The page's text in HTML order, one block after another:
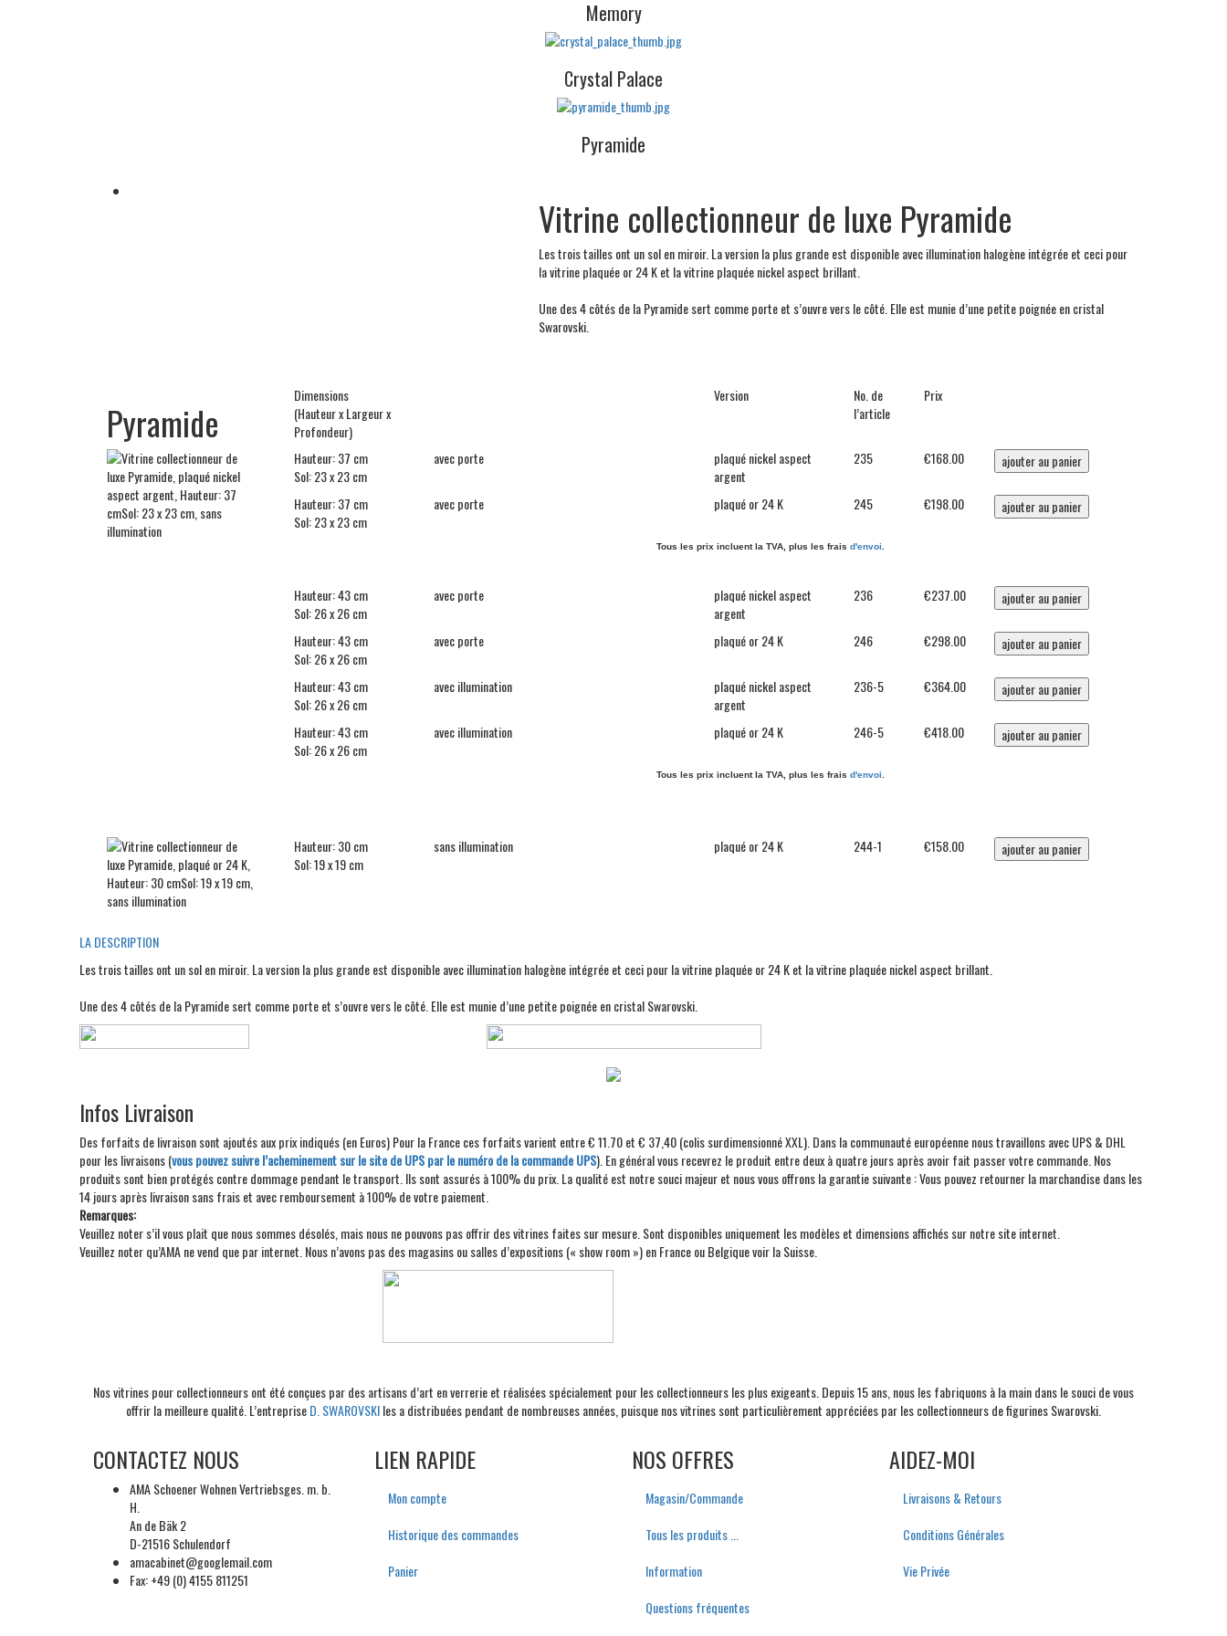
Memory
Crystal Palace
Pyramide
Vitrine collectionneur de luxe Pyramide
Les trois tailles ont un sol en miroir. La version la plus grande est disponible avec illumination halogène intégrée et ceci pour
la vitrine plaquée or 24 K et la vitrine plaquée nickel aspect brillant.
Une des 4 côtés de la Pyramide sert comme porte et s’ouvre vers le côté. Elle est munie d’une petite poignée en cristal
Swarovski.
Pyramide
Dimensions
(Hauteur x Largeur x
Profondeur)
Version
No. de
l’article
Prix
Hauteur: 37 cm
Sol: 23 x 23 cm
avec porte
plaqué nickel aspect
argent
235 €168.00
Hauteur: 37 cm
Sol: 23 x 23 cm
avec porte plaqué or 24 K 245 €198.00
Tous les prix incluent la TVA, plus les frais d'envoi
Hauteur: 43 cm
Sol: 26 x 26 cm
avec porte
plaqué nickel aspect
argent
236 €237.00
Hauteur: 43 cm
Sol: 26 x 26 cm
avec porte plaqué or 24 K 246 €298.00
Hauteur: 43 cm
Sol: 26 x 26 cm
avec illumination
plaqué nickel aspect
argent
236-5 €364.00
Hauteur: 43 cm
Sol: 26 x 26 cm
avec illumination plaqué or 24 K 246-5 €418.00
Tous les prix incluent la TVA, plus les frais d'envoi
Hauteur: 30 cm
Sol: 19 x 19 cm
sans illumination plaqué or 24 K 244-1 €158.00
LA DESCRIPTION
Les trois tailles ont un sol en miroir. La version la plus grande est disponible avec illumination halogène intégrée et ceci pour la vitrine plaquée or 24 K et la vitrine plaquée nickel aspect brillant.
Une des 4 côtés de la Pyramide sert comme porte et s’ouvre vers le côté. Elle est munie d’une petite poignée en cristal Swarovski.
Infos Livraison
Des forfaits de livraison sont ajoutés aux prix indiqués (en Euros) Pour la France ces forfaits varient entre € 11.70 et € 37,40 (colis surdimensionné XXL). Dans la communauté européenne nous travaillons avec UPS & DHL
pour les livraisons (vous pouvez suivre l’acheminement sur le site de UPS par le numéro de la commande UPS). En général vous recevrez le produit entre deux à quatre jours après avoir fait passer votre commande. Nos
produits sont bien protégés contre dommage pendant le transport. Ils sont assurés à 100% du prix. La qualité est notre souci majeur et nous vous offrons la garantie suivante : Vous pouvez retourner la marchandise dans les
14 jours après livraison sans frais et avec remboursement à 100% de votre paiement.
Remarques:
Veuillez noter s’il vous plait que nous sommes désolés, mais nous ne pouvons pas offrir des vitrines faites sur mesure. Sont disponibles uniquement les modèles et dimensions affichés sur notre site internet.
Veuillez noter qu’AMA ne vend que par internet. Nous n’avons pas des magasins ou salles d’expositions (« show room ») en France ou Belgique voir la Suisse.
Nos vitrines pour collectionneurs ont été conçues par des artisans d’art en verrerie et réalisées spécialement pour les collectionneurs les plus exigeants. Depuis 15 ans, nous les fabriquons à la main dans le souci de vous
offrir la meilleure qualité. L’entrepriseD. SWAROVSKIles a distribuées pendant de nombreuses années, puisque nos vitrines sont particulièrement appréciées par les collectionneurs de figurines Swarovski.
CONTACTEZ NOUS
AMA Schoener Wohnen Vertriebsges. m. b.
H.
An de Bäk 2
D-21516 Schulendorf
amacabinet@googlemail.com
Fax: +49 (0) 4155 811251
LIEN RAPIDE
Mon compte
Historique des commandes
Panier
NOS OFFRES
Magasin/Commande
Tous les produits ...
Information
Questionsfréquentes
AIDEZ-MOI
Livraisons & Retours
Conditions Générales
Vie Privée